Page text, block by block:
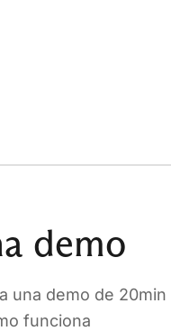
demo
una demo de 20min
funciona